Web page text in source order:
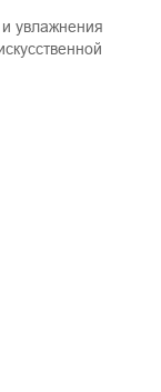
увлажнения